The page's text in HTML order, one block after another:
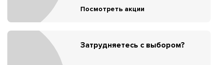
Посмотреть акции
Затрудняетесь с выбором?